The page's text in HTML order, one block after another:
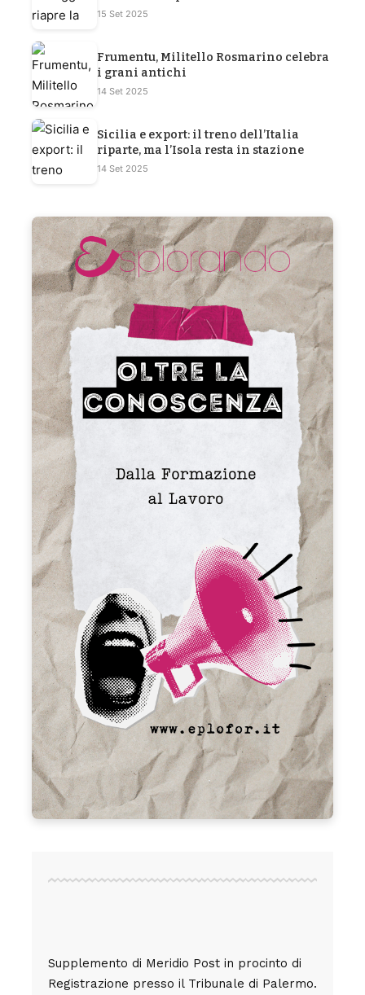
15 Set 2025
Frumentu, Militello Rosmarino celebra
i grani antichi
14 Set 2025
Sicilia e export: il treno dell’Italia
riparte, ma l’Isola resta in stazione
14 Set 2025
Supplemento di Meridio Post in procinto di
Registrazione presso il Tribunale di Palermo.